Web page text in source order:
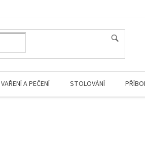
VAŘENÍ A PEČENÍ STOLOVÁNÍ